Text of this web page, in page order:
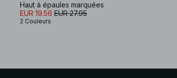
Haut à épaules marquées
EUR 19.56 EUR 27.95
2 Couleurs